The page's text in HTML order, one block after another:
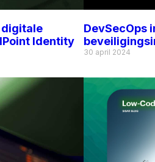
digitale
Identity
DevSecOps
30 april 2024